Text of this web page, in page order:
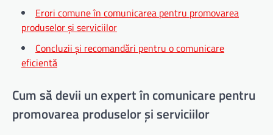
Erori comune în comunicarea pentru promovarea
produselor și serviciilor
Concluzii și recomandări pentru o comunicare
eficientă
Cum să devii un expert în comunicare pentru
promovarea produselor și serviciilor